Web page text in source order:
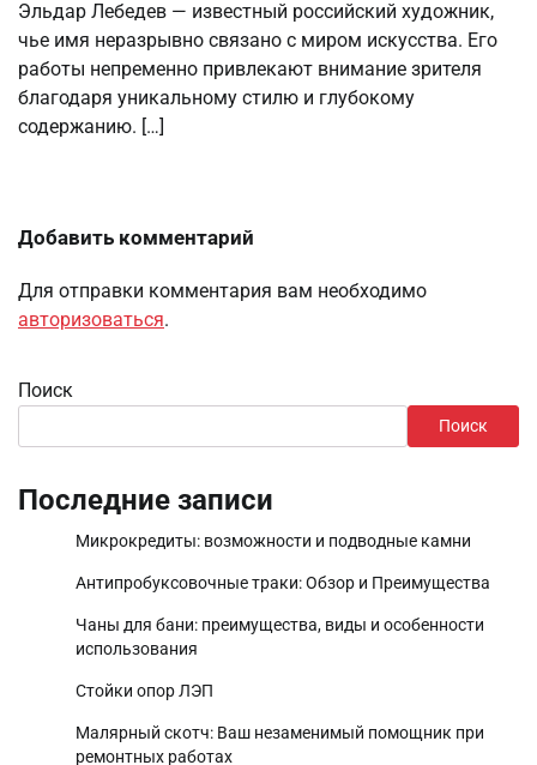
Эльдар Лебедев — известный российский художник,
чье имя неразрывно связано с миром искусства. Его
работы непременно привлекают внимание зрителя
благодаря уникальному стилю и глубокому
содержанию. […]
Добавить комментарий
Для отправки комментария вам необходимо
авторизоваться.
Поиск
Поиск
Последние записи
Микрокредиты: возможности и подводные камни
Антипробуксовочные траки: Обзор и Преимущества
Чаны для бани: преимущества, виды и особенности
использования
Стойки опор ЛЭП
Малярный скотч: Ваш незаменимый помощник при
ремонтных работах